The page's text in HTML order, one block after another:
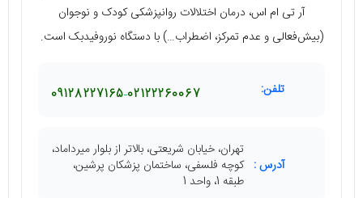
آر تی ام اس، درمان اختلالات روانپزشکی کودک و نوجوان
(بیش‌فعالی و عدم تمرکز، اضطراب…) با دستگاه نوروفیدبک است.
تلفن: 02122260067
09128227165
آدرس :
تهران، خیابان شریعتی، بالاتر از بلوار میرداماد،
کوچه فلسفی، ساختمان پزشکان پرشین،
طبقه 1، واحد 1